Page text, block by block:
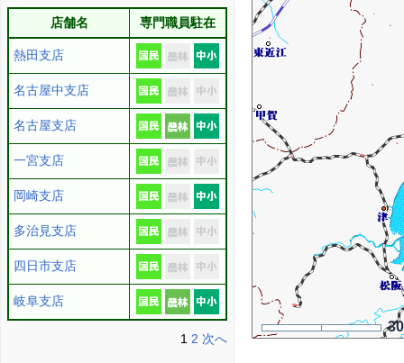
店舗名 専門職員駐在
熱田支店
名古屋中支店
名古屋支店
一宮支店
岡崎支店
多治見支店
四日市支店
岐阜支店
1 2 次へ